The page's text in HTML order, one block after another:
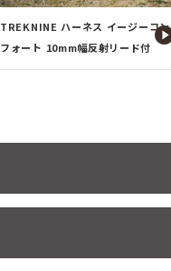
TREKNINE ハーネス イージーコン
フォート 10mm幅反射リード付